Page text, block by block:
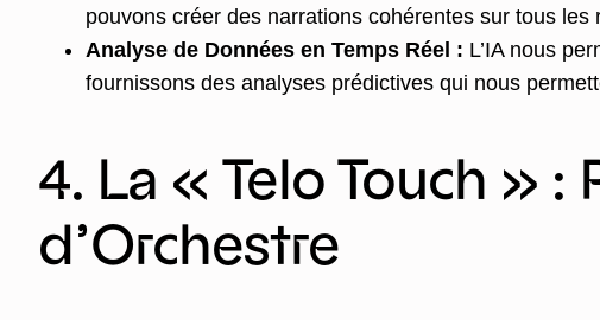
pouvons créer des narrations cohérentes sur tous
Analyse de Données en Temps Réel : L’IA nous
fournissons des analyses prédictives qui nous
4. La « Telo Touch »
d’Orchestre